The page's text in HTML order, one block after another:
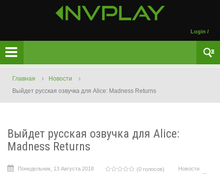
Login /
Главная
Новости
Выйдет русская озвучка для Alice: Madness Returns
Выйдет русская озвучка для Alice:
Madness Returns
Понедельник, 13 Августа 2018 (0 голосов)
Новости